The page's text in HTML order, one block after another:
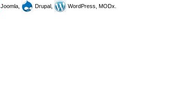
Joomla, Drupal, WordPress, MODx.